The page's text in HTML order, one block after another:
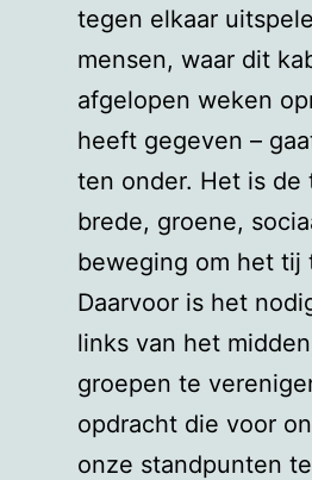
tegen elkaar
mensen, waar dit
afgelopen weken
heeft gegeven –
ten onder. Het is de
brede, groene,
beweging om het tij
Daarvoor is het
links van het
groepen te
opdracht die voor
onze standpunten